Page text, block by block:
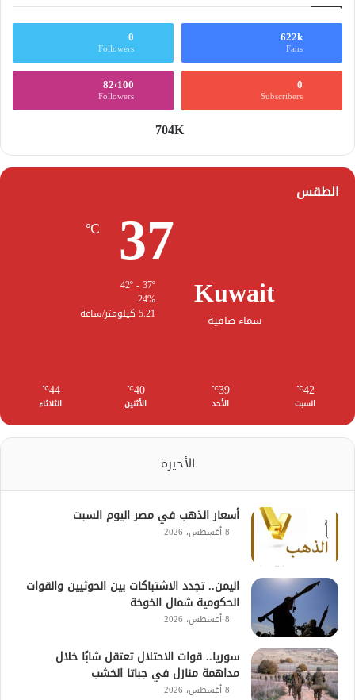
622k
Fans
0
Followers
0
Subscribers
82٬100
Followers
704K
الطقس
Kuwait
سماء صافية
37
℃
24%
5.21 كيلومتر/ساعة
42
℃
السبت
39
℃
الأحد
40
℃
الأثنين
44
℃
الثلاثاء
الأخيرة
أسعار الذهب في مصر اليوم السبت
8 أغسطس، 2026
اليمن.. تجدد الاشتباكات بين الحوثيين والقوات
الحكومية شمال الخوخة
8 أغسطس، 2026
سوريا.. قوات الاحتلال تعتقل شابًا خلال
مداهمة منازل في جباتا الخشب
8 أغسطس، 2026